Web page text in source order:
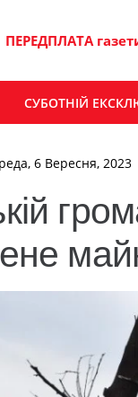
ПЕРЕДПЛАТА
СУБОТНІЙ
6 Вересня, 2023